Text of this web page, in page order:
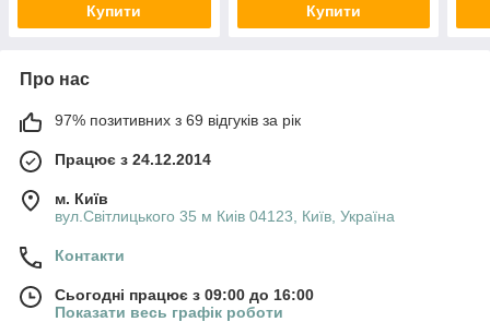
Купити Купити
Про нас
97% позитивних з 69 відгуків за рік
Працює з 24.12.2014
м. Київ
вул.Світлицького 35 м Киів 04123, Київ, Україна
Контакти
Сьогодні працює з 09:00 до 16:00
Показати весь графік роботи